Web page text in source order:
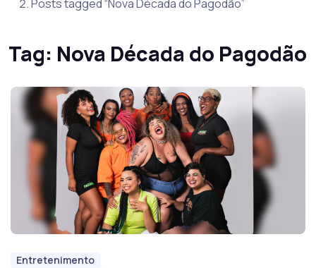
Posts tagged “Nova Década do Pagodão”
Tag: Nova Década do Pagodão
Entretenimento